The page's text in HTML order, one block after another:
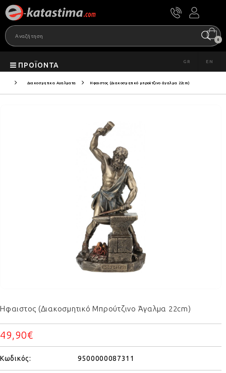
0
ΠΡΟΪΌΝΤΑ GR EN
Διακοσμητικα Αγαλματα Ηφαιστος (Διακοσμητικό μπρούτζινο άγαλμα 22cm)
Ηφαιστος (Διακοσμητικό Μπρούτζινο Άγαλμα 22cm)
49,90€
Κωδικός: 9500000087311